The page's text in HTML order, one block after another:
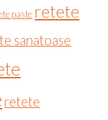
paste retete
sanatoase
retete